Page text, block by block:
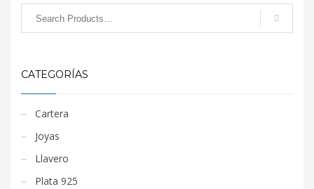
CATEGORÍAS
Cartera
Joyas
Llavero
Plata 925